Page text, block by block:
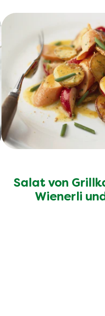
Salat von
Wienerli